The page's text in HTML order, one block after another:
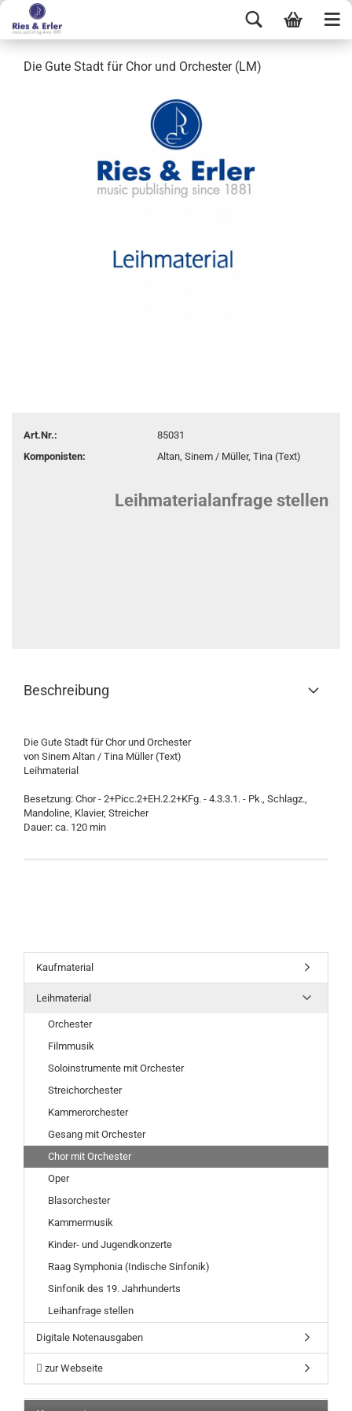
Die Gute Stadt für Chor und Orchester (LM)
Art.Nr.:
85031
Komponisten:
Altan, Sinem / Müller, Tina (Text)
Leihmaterialanfrage stellen
Beschreibung
Die Gute Stadt für Chor und Orchester
von Sinem Altan / Tina Müller (Text)
Leihmaterial
Besetzung: Chor - 2+Picc.2+EH.2.2+KFg. - 4.3.3.1. - Pk., Schlagz.,
Mandoline, Klavier, Streicher
Dauer: ca. 120 min
Kaufmaterial
Leihmaterial
Orchester
Filmmusik
Soloinstrumente mit Orchester
Streichorchester
Kammerorchester
Gesang mit Orchester
Chor mit Orchester
Oper
Blasorchester
Kammermusik
Kinder- und Jugendkonzerte
Raag Symphonia (Indische Sinfonik)
Sinfonik des 19. Jahrhunderts
Leihanfrage stellen
Digitale Notenausgaben
zur Webseite